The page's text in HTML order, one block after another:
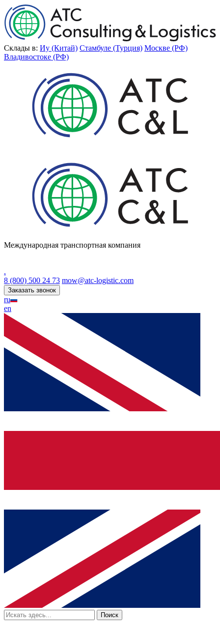
Склады в: Иу (Китай) Стамбуле (Турция) Москве (РФ)
Владивостоке (РФ)
Международная транспортная компания
.
8 (800) 500 24 73 mow@atc-logistic.com
Заказать звонок
ru
en
Поиск